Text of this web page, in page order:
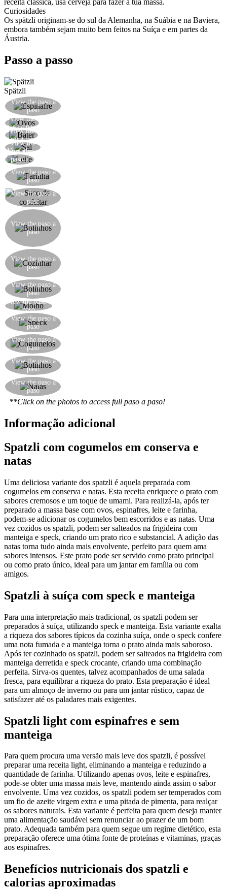
receita clássica, usa cerveja para fazer a tua massa.
Curiosidades
Os spätzli originam-se do sul da Alemanha, na Suábia e na Baviera,
embora também sejam muito bem feitos na Suíça e em partes da
Áustria.
Passo a passo
Spätzli
View the paso a
paso
View the
paso a paso
View the
paso a paso
View the
paso a paso
View the
paso a
paso
View the paso a
paso
View the paso a
paso
View the paso a
paso
View the paso a
paso
View the paso a
paso
View the paso a
paso
View the paso a
paso
View the paso a
paso
View the paso a
paso
View the paso a
paso
**Click on the photos to access full paso a paso!
Informação adicional
Spatzli com cogumelos em conserva e
natas
Uma deliciosa variante dos spatzli é aquela preparada com
cogumelos em conserva e natas. Esta receita enriquece o prato com
sabores cremosos e um toque de umami. Para realizá-la, após ter
preparado a massa base com ovos, espinafres, leite e farinha,
podem-se adicionar os cogumelos bem escorridos e as natas. Uma
vez cozidos os spatzli, podem ser salteados na frigideira com
manteiga e speck, criando um prato rico e substancial. A adição das
natas torna tudo ainda mais envolvente, perfeito para quem ama
sabores intensos. Este prato pode ser servido como prato principal
ou como prato único, ideal para um jantar em família ou com
amigos.
Spatzli à suíça com speck e manteiga
Para uma interpretação mais tradicional, os spatzli podem ser
preparados à suíça, utilizando speck e manteiga. Esta variante exalta
a riqueza dos sabores típicos da cozinha suíça, onde o speck confere
uma nota fumada e a manteiga torna o prato ainda mais saboroso.
Após ter cozinhado os spatzli, podem ser salteados na frigideira com
manteiga derretida e speck crocante, criando uma combinação
perfeita. Sirva-os quentes, talvez acompanhados de uma salada
fresca, para equilibrar a riqueza do prato. Esta preparação é ideal
para um almoço de inverno ou para um jantar rústico, capaz de
satisfazer até os paladares mais exigentes.
Spatzli light com espinafres e sem
manteiga
Para quem procura uma versão mais leve dos spatzli, é possível
preparar uma receita light, eliminando a manteiga e reduzindo a
quantidade de farinha. Utilizando apenas ovos, leite e espinafres,
pode-se obter uma massa mais leve, mantendo ainda assim o sabor
envolvente. Uma vez cozidos, os spatzli podem ser temperados com
um fio de azeite virgem extra e uma pitada de pimenta, para realçar
os sabores naturais. Esta variante é perfeita para quem deseja manter
uma alimentação saudável sem renunciar ao prazer de um bom
prato. Adequada também para quem segue um regime dietético, esta
preparação oferece uma ótima fonte de proteínas e vitaminas, graças
aos espinafres.
Benefícios nutricionais dos spatzli e
calorias aproximadas